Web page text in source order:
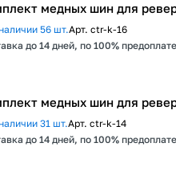
медных шин для
56 шт.Арт. ctr-k-16
до 14 дней, по 100% предоплате
медных шин для
31 шт.Арт. ctr-k-14
до 14 дней, по 100% предоплате